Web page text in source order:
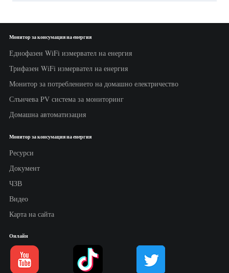
Монитор за консумация на енергия
Еднофазен WiFi измервател на енергия
Трифазен WiFi измервател на енергия
Монитор за потреблението на домашно електричество
Слънчева PV система за мониторинг
Домашна автоматизация
Монитор за консумация на енергия
Ресурси
Документ
ЧЗВ
Видео
Карта на сайта
Онлайн